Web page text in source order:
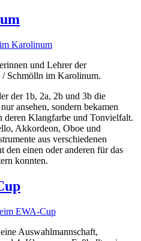
Karolinum
und Lehrer der
Schmölln im Karolinum.
der 1b, 2a, 2b und 3b die
ansehen, sondern bekamen
deren Klangfarbe und Tonvielfalt.
Akkordeon, Oboe und
aus verschiedenen
einen oder anderen für das
konnten.
EWA-Cup
Auswahlmannschaft,